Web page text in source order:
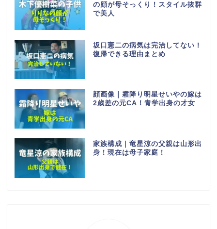
の顔が母そっくり！スタイル抜群
で美人
坂口憲二の病気は完治してない！
復帰できる理由まとめ
顔画像｜霜降り明星せいやの嫁は
2歳差の元CA！青学出身の才女
家族構成｜竜星涼の父親は山形出
身！現在は母子家庭！